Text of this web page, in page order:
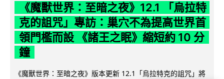
《魔獸世界：至暗之夜》12.1 「烏拉特
克的詛咒」專訪：巢穴不為提高世界首
領門檻而設 《諸王之眠》縮短約 10 分
鐘
《魔獸世界：至暗之夜》版本更新 12.1「烏拉特克的詛咒」將